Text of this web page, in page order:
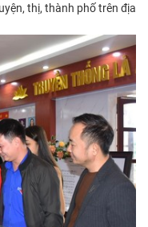
thị, thành phố trên địa